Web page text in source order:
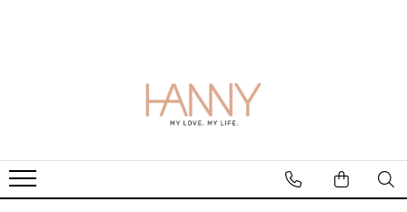
Bijuterii AUR pentru Copii
Solutie curatare argint
sau Magazin